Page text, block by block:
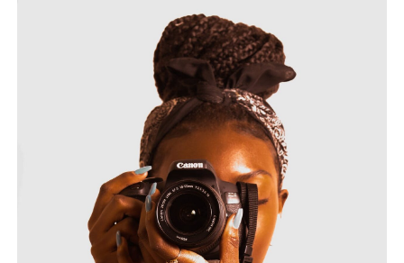
Kom je projecten
uitwerken in ons
Medialabo!